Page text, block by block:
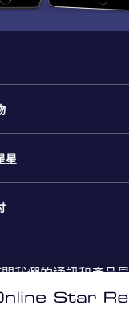
物
星
Page
我們的通訊和產品